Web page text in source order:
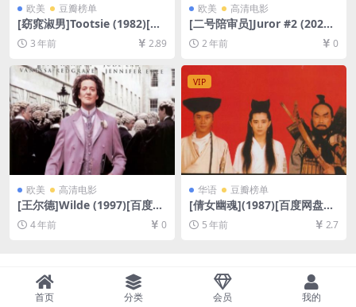
欧美 豆瓣榜单
[窈窕淑男]Tootsie (1982)[百
度网盘+夸克网盘1080P超清
未删减资源][网盘在线播放/下
3 年前 2.89
欧美 高清电影
[二号陪审员]Juror #2 (2024)
[百度网盘+夸克网盘1080P超
清未删减资源][网盘在线播放/
2 年前 0
欧美 高清电影
[王尔德]Wilde (1997)[百度网
盘+迅雷云盘资源1080P超清]
[MP4/6.1GB][中文字幕]
4 年前 0
VIP
华语 豆瓣榜单
[倩女幽魂](1987)[百度网盘
+迅雷云盘资源1080P超清未
删减][MP4/6.2GB][粤语中字]
5 年前 2.7
首页 分类 会员 我的